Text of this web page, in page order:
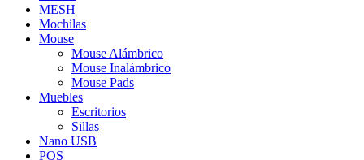
MESH
Mochilas
Mouse
Mouse Alámbrico
Mouse Inalámbrico
Mouse Pads
Muebles
Escritorios
Sillas
Nano USB
POS